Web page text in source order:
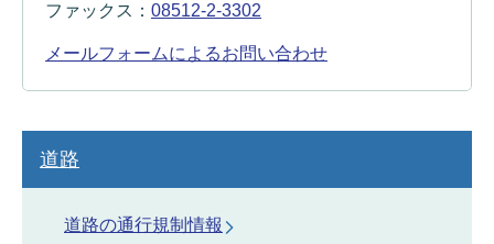
ファックス： 08512-2-3302
メールフォームによるお問い合わせ
道路
道路の通行規制情報